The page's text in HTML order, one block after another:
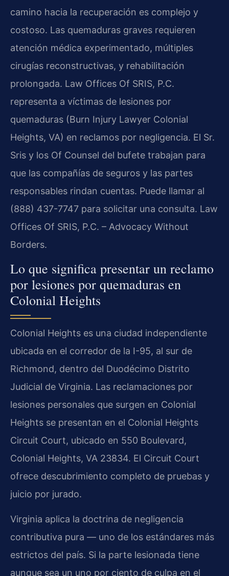
camino hacia la recuperación es complejo y
costoso. Las quemaduras graves requieren
atención médica experimentado, múltiples
cirugías reconstructivas, y rehabilitación
prolongada. Law Offices Of SRIS, P.C.
representa a víctimas de lesiones por
quemaduras (Burn Injury Lawyer Colonial
Heights, VA) en reclamos por negligencia. El Sr.
Sris y los Of Counsel del bufete trabajan para
que las compañías de seguros y las partes
responsables rindan cuentas. Puede llamar al
(888) 437-7747 para solicitar una consulta. Law
Offices Of SRIS, P.C. – Advocacy Without
Borders.
Lo que significa presentar un reclamo
por lesiones por quemaduras en
Colonial Heights
Colonial Heights es una ciudad independiente
ubicada en el corredor de la I-95, al sur de
Richmond, dentro del Duodécimo Distrito
Judicial de Virginia. Las reclamaciones por
lesiones personales que surgen en Colonial
Heights se presentan en el Colonial Heights
Circuit Court, ubicado en 550 Boulevard,
Colonial Heights, VA 23834. El Circuit Court
ofrece descubrimiento completo de pruebas y
juicio por jurado.
Virginia aplica la doctrina de negligencia
contributiva pura — uno de los estándares más
estrictos del país. Si la parte lesionada tiene
aunque sea un uno por ciento de culpa en el